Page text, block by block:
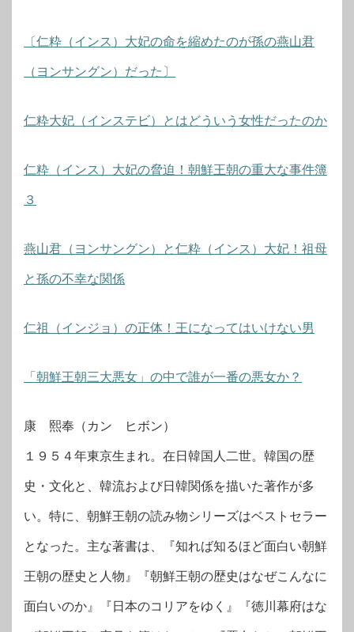
〔仁粋（インス）大妃の命を縮めたのが孫の燕山君
（ヨンサングン）だった〕
仁粋大妃（インステビ）とはどういう女性だったのか
仁粋（インス）大妃の脅迫！朝鮮王朝の重大な事件簿
３
燕山君（ヨンサングン）と仁粋（インス）大妃！祖母
と孫の不幸な関係
仁祖（インジョ）の正体！王になってはいけない男
「朝鮮王朝三大悪女」の中で誰が一番の悪女か？
康 熙奉（カン ヒボン）
１９５４年東京生まれ。在日韓国人二世。韓国の歴
史・文化と、韓流および日韓関係を描いた著作が多
い。特に、朝鮮王朝の読み物シリーズはベストセラー
となった。主な著書は、『知れば知るほど面白い朝鮮
王朝の歴史と人物』『朝鮮王朝の歴史はなぜこんなに
面白いのか』『日本のコリアをゆく』『徳川幕府はな